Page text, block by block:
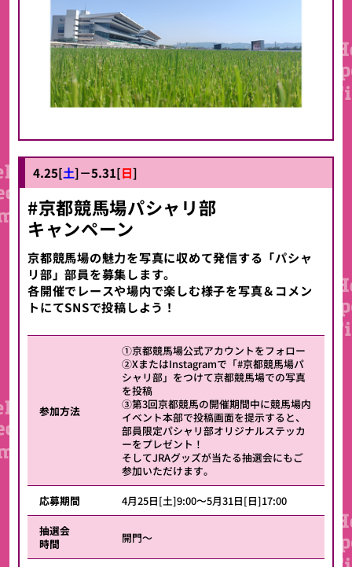
4.25[土]－5.31[日]
#京都競馬場パシャリ部
キャンペーン
京都競馬場の魅力を写真に収めて発信する「パシャ
リ部」部員を募集します。
各開催でレースや場内で楽しむ様子を写真＆コメン
トにてSNSで投稿しよう！
参加方法
①京都競馬場公式アカウントをフォロー
②XまたはInstagramで「#京都競馬場パ
シャリ部」をつけて京都競馬場での写真
を投稿
③第3回京都競馬の開催期間中に競馬場内
イベント本部で投稿画面を提示すると、
部員限定パシャリ部オリジナルステッカ
ーをプレゼント！
そしてJRAグッズが当たる抽選会にもご
参加いただけます。
応募期間
4月25日[土]9:00〜5月31日[日]17:00
抽選会
時間
開門～